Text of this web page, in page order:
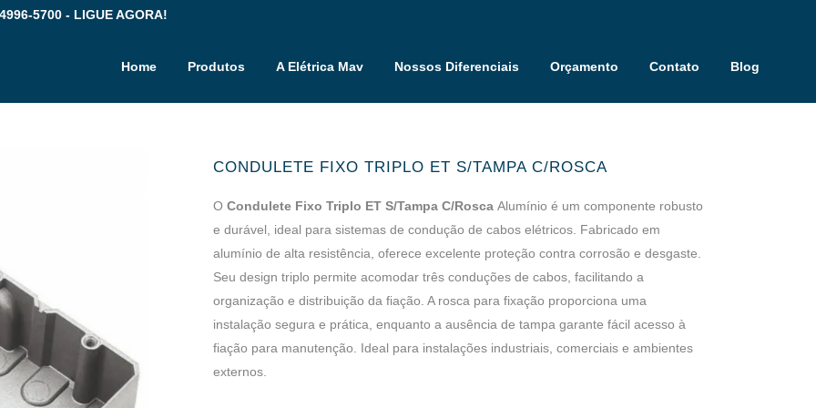
5700 - LIGUE AGORA!
Home Produtos A Elétrica Mav Nossos Diferenciais Orçamento Contato Blog
CONDULETE FIXO TRIPLO ET S/TAMPA C/ROSCA
O Condulete Fixo Triplo ET S/Tampa C/Rosca Alumínio é um componente robusto
e durável, ideal para sistemas de condução de cabos elétricos. Fabricado em
alumínio de alta resistência, oferece excelente proteção contra corrosão e desgaste.
Seu design triplo permite acomodar três conduções de cabos, facilitando a
organização e distribuição da fiação. A rosca para fixação proporciona uma
instalação segura e prática, enquanto a ausência de tampa garante fácil acesso à
fiação para manutenção. Ideal para instalações industriais, comerciais e ambientes
externos.